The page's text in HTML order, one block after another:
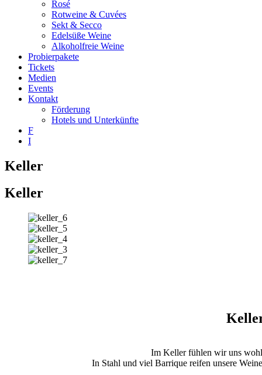
Rosé
Rotweine & Cuvées
Sekt & Secco
Edelsüße Weine
Alkoholfreie Weine
Probierpakete
Tickets
Medien
Events
Kontakt
Förderung
Hotels und Unterkünfte
F
I
Keller
Keller
Ke
Im Keller fühlen wir uns
In Stahl und viel Barrique reifen unsere